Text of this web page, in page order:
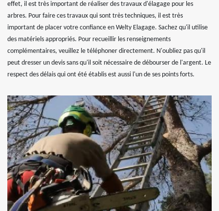
effet, il est très important de réaliser des travaux d'élagage pour les
arbres. Pour faire ces travaux qui sont très techniques, il est très
important de placer votre confiance en Welty Elagage. Sachez qu'il utilise
des matériels appropriés. Pour recueillir les renseignements
complémentaires, veuillez le téléphoner directement. N'oubliez pas qu'il
peut dresser un devis sans qu'il soit nécessaire de débourser de l'argent. Le
respect des délais qui ont été établis est aussi l'un de ses points forts.